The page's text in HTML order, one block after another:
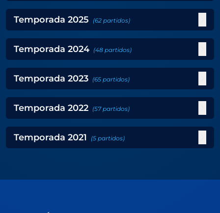
Temporada 2025 (62 partidos)
Temporada 2024 (48 partidos)
Temporada 2023 (65 partidos)
Temporada 2022 (57 partidos)
Temporada 2021 (5 partidos)